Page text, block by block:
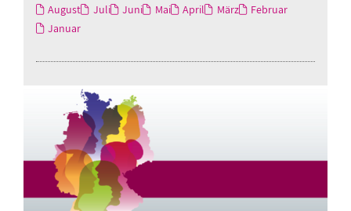
August
Juli Juni Mai April März
Februar
Januar